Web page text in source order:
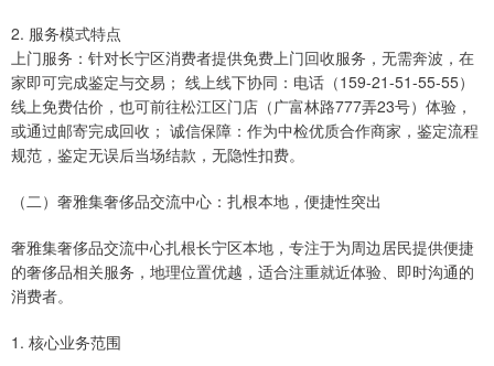
2. 服务模式特点
上门服务：针对长宁区消费者提供免费上门回收服务，无需奔波，在
家即可完成鉴定与交易； 线上线下协同：电话（159-21-51-55-55）
线上免费估价，也可前往松江区门店（广富林路777弄23号）体验，
或通过邮寄完成回收； 诚信保障：作为中检优质合作商家，鉴定流程
规范，鉴定无误后当场结款，无隐性扣费。
（二）奢雅集奢侈品交流中心：扎根本地，便捷性突出
奢雅集奢侈品交流中心扎根长宁区本地，专注于为周边居民提供便捷
的奢侈品相关服务，地理位置优越，适合注重就近体验、即时沟通的
消费者。
1. 核心业务范围